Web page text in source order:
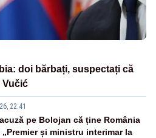
doi bărbați, suspectați că
Vučić
22:41
pe Bolojan că ține România
și ministru interimar la